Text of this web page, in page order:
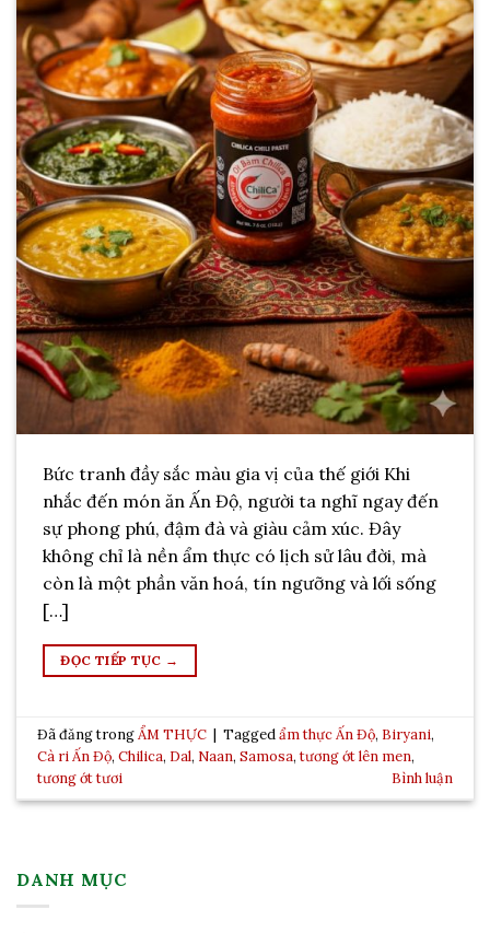
Bức tranh đầy sắc màu gia vị của thế giới Khi
nhắc đến món ăn Ấn Độ, người ta nghĩ ngay đến
sự phong phú, đậm đà và giàu cảm xúc. Đây
không chỉ là nền ẩm thực có lịch sử lâu đời, mà
còn là một phần văn hoá, tín ngưỡng và lối sống
[…]
ĐỌC TIẾP TỤC →
Đã đăng trongẨM THỰC | Taggedẩm thực Ấn Độ, Biryani,
Cà ri Ấn Độ,Chilica, Dal, Naan,Samosa,tương ớt lên men,
tương ớt tươi
Bình luận
DANH MỤC